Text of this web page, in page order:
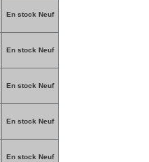
En stock Neuf
En stock Neuf
En stock Neuf
En stock Neuf
En stock Neuf